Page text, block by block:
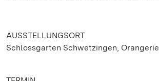
AUSSTELLUNGSORT
Schlossgarten Schwetzingen, Orangerie